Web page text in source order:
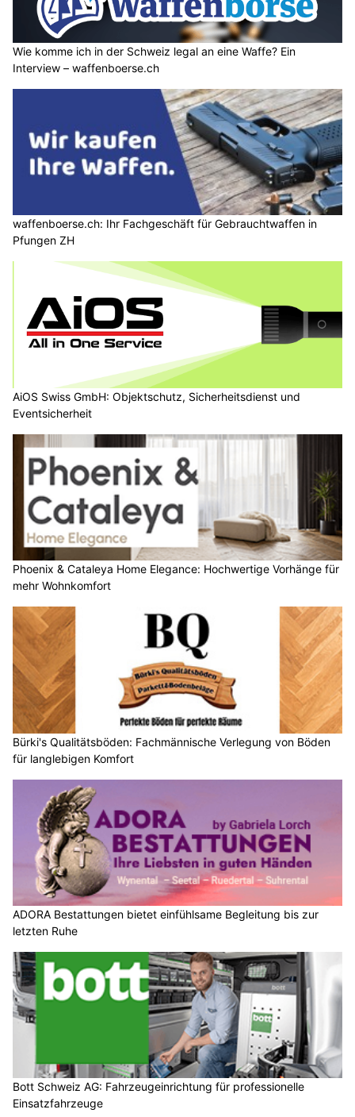
Wie komme ich in der Schweiz legal an eine Waffe? Ein
Interview – waffenboerse.ch
waffenboerse.ch: Ihr Fachgeschäft für Gebrauchtwaffen in
Pfungen ZH
AiOS Swiss GmbH: Objektschutz, Sicherheitsdienst und
Eventsicherheit
Phoenix & Cataleya Home Elegance: Hochwertige Vorhänge für
mehr Wohnkomfort
Bürki's Qualitätsböden: Fachmännische Verlegung von Böden
für langlebigen Komfort
ADORA Bestattungen bietet einfühlsame Begleitung bis zur
letzten Ruhe
Bott Schweiz AG: Fahrzeugeinrichtung für professionelle
Einsatzfahrzeuge